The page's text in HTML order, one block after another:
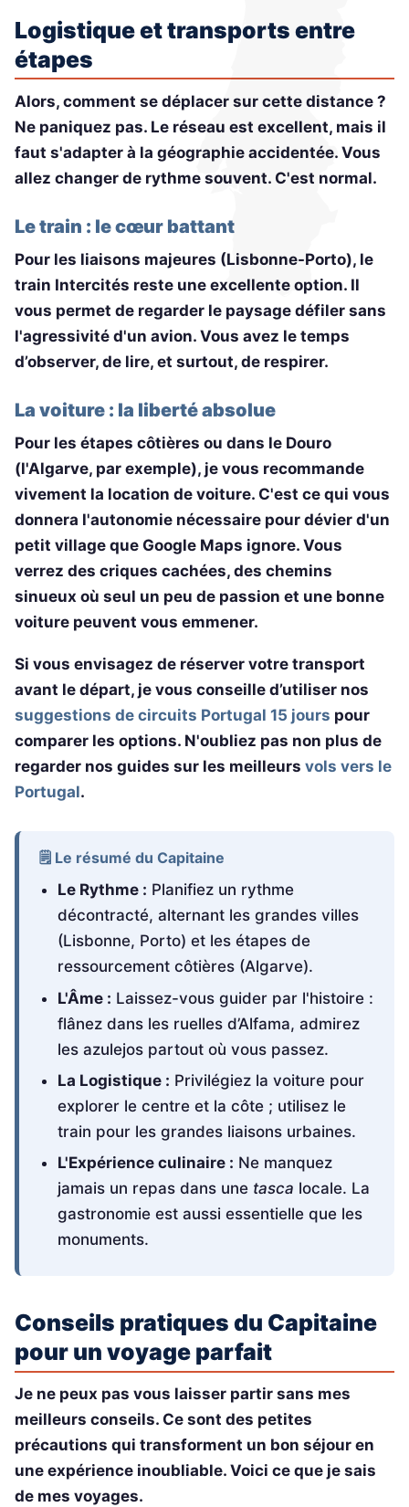
Logistique et transports entre
étapes
Alors, comment se déplacer sur cette distance ?
Ne paniquez pas. Le réseau est excellent, mais il
faut s'adapter à la géographie accidentée. Vous
allez changer de rythme souvent. C'est normal.
Le train : le cœur battant
Pour les liaisons majeures (Lisbonne-Porto), le
train Intercités reste une excellente option. Il
vous permet de regarder le paysage défiler sans
l'agressivité d'un avion. Vous avez le temps
d’observer, de lire, et surtout, de respirer.
La voiture : la liberté absolue
Pour les étapes côtières ou dans le Douro
(l'Algarve, par exemple), je vous recommande
vivement la location de voiture. C'est ce qui vous
donnera l'autonomie nécessaire pour dévier d'un
petit village que Google Maps ignore. Vous
verrez des criques cachées, des chemins
sinueux où seul un peu de passion et une bonne
voiture peuvent vous emmener.
Si vous envisagez de réserver votre transport
avant le départ, je vous conseille d’utiliser nos
suggestions de circuits Portugal 15 jours pour
comparer les options. N'oubliez pas non plus de
regarder nos guides sur les meilleurs vols vers le
Portugal.
🗒️ Le résumé du Capitaine
Le Rythme : Planifiez un rythme
décontracté, alternant les grandes villes
(Lisbonne, Porto) et les étapes de
ressourcement côtières (Algarve).
L'Âme : Laissez-vous guider par l'histoire :
flânez dans les ruelles d’Alfama, admirez
les azulejos partout où vous passez.
La Logistique : Privilégiez la voiture pour
explorer le centre et la côte ; utilisez le
train pour les grandes liaisons urbaines.
L'Expérience culinaire : Ne manquez
jamais un repas dans une tasca locale. La
gastronomie est aussi essentielle que les
monuments.
Conseils pratiques du Capitaine
pour un voyage parfait
Je ne peux pas vous laisser partir sans mes
meilleurs conseils. Ce sont des petites
précautions qui transforment un bon séjour en
une expérience inoubliable. Voici ce que je sais
de mes voyages.